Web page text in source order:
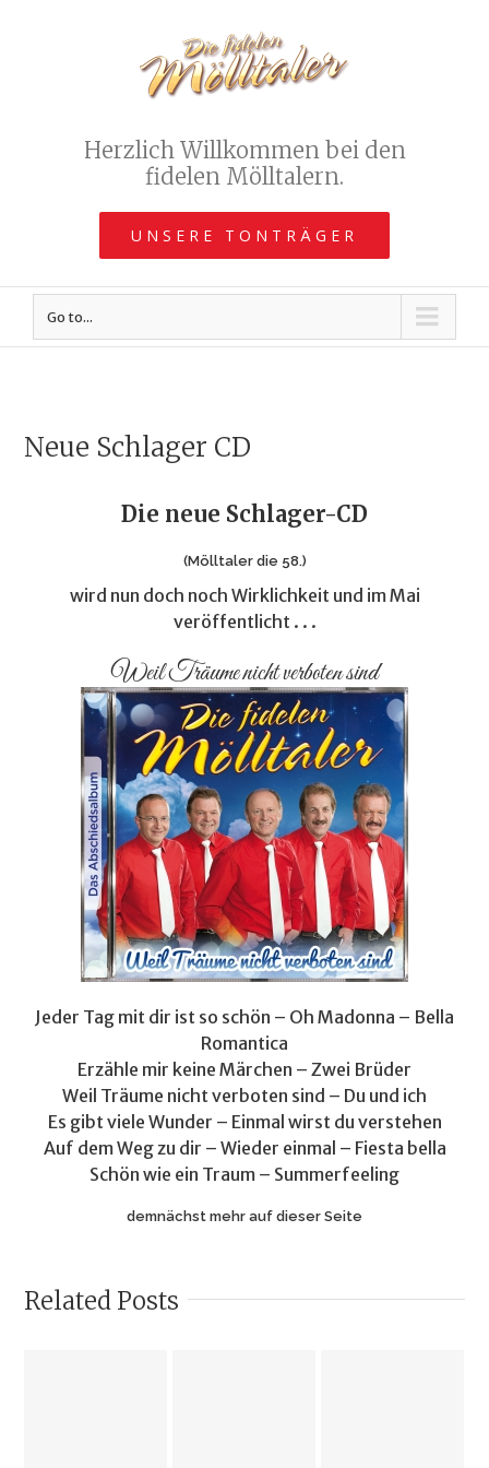
Herzlich Willkommen bei den
fidelen Mölltalern.
UNSERE TONTRÄGER
Go to...
Neue Schlager CD
Die neue Schlager-CD
(Mölltaler die 58.)
wird nun doch noch Wirklichkeit und im Mai
veröffentlicht . . .
Weil Träume nicht verboten sind
Jeder Tag mit dir ist so schön – Oh Madonna – Bella
Romantica
Erzähle mir keine Märchen – Zwei Brüder
Weil Träume nicht verboten sind – Du und ich
Es gibt viele Wunder – Einmal wirst du verstehen
Auf dem Weg zu dir – Wieder einmal – Fiesta bella
Schön wie ein Traum – Summerfeeling
demnächst mehr auf dieser Seite
Related Posts